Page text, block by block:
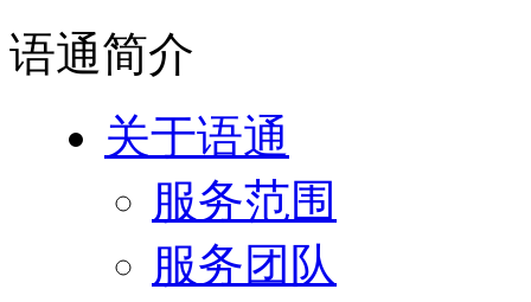
语通简介
关于语通
服务范围
服务团队